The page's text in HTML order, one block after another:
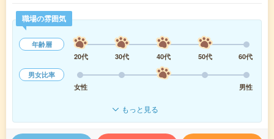
職場の雰囲気
年齢層
20代
30代 40代 50代
60代
男女比率
女性
男性
もっと見る